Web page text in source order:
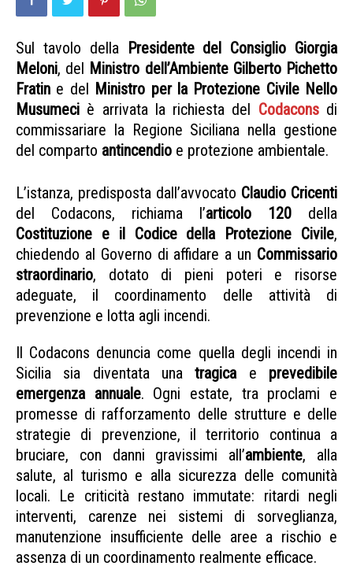
Sul tavolo della Presidente del Consiglio Giorgia
Meloni, del Ministro dell’Ambiente Gilberto Pichetto
Fratin e del Ministro per la Protezione Civile Nello
Musumeci è arrivata la richiesta del Codaconsdi
commissariare la Regione Siciliana nella gestione
del comparto antincendio e protezione ambientale.
L’istanza, predisposta dall’avvocato Claudio Cricenti
del Codacons, richiama l’articolo 120 della
Costituzione e il Codice della Protezione Civile,
chiedendo al Governo di affidare a un Commissario
straordinario, dotato di pieni poteri e risorse
adeguate, il coordinamento delle attività di
prevenzione e lotta agli incendi.
Il Codacons denuncia come quella degli incendi in
Sicilia sia diventata unatragica e prevedibile
emergenza annuale. Ogni estate, tra proclami e
promesse di rafforzamento delle strutture e delle
strategie di prevenzione, il territorio continua a
bruciare, con danni gravissimi all’ambiente, alla
salute, al turismo e alla sicurezza delle comunità
locali. Le criticità restano immutate: ritardi negli
interventi, carenze nei sistemi di sorveglianza,
manutenzione insufficiente delle aree a rischio e
assenza di un coordinamento realmente efficace.